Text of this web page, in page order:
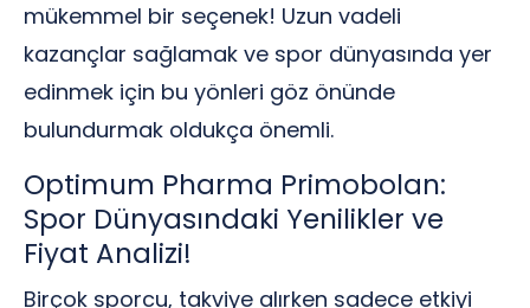
mükemmel bir seçenek! Uzun vadeli
kazançlar sağlamak ve spor dünyasında yer
edinmek için bu yönleri göz önünde
bulundurmak oldukça önemli.
Optimum Pharma Primobolan:
Spor Dünyasındaki Yenilikler ve
Fiyat Analizi!
Birçok sporcu, takviye alırken sadece etkiyi